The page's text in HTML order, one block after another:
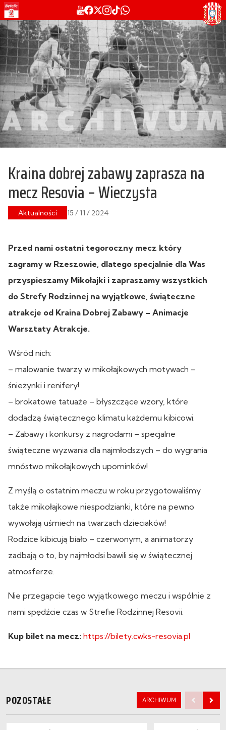
Kraina dobrej zabawy zaprasza na
mecz Resovia – Wieczysta
Aktualności 15 / 11 / 2024
Przed nami ostatni tegoroczny mecz który
zagramy w Rzeszowie, dlatego specjalnie dla Was
przyspieszamy Mikołajki i zapraszamy wszystkich
do Strefy Rodzinnej na wyjątkowe, świąteczne
atrakcje od Kraina Dobrej Zabawy – Animacje
Warsztaty Atrakcje.
Wśród nich:
– malowanie twarzy w mikołajkowych motywach –
śnieżynki i renifery!
– brokatowe tatuaże – błyszczące wzory, które
dodadzą świątecznego klimatu każdemu kibicowi.
– Zabawy i konkursy z nagrodami – specjalne
świąteczne wyzwania dla najmłodszych – do wygrania
mnóstwo mikołajkowych upominków!
Z myślą o ostatnim meczu w roku przygotowaliśmy
także mikołajkowe niespodzianki, które na pewno
wywołają uśmiech na twarzach dzieciaków!
Rodzice kibicują biało – czerwonym, a animatorzy
zadbają o to, by najmłodsi bawili się w świątecznej
atmosferze.
Nie przegapcie tego wyjątkowego meczu i wspólnie z
nami spędźcie czas w Strefie Rodzinnej Resovii.
Kup bilet na mecz: https://bilety.cwks-resovia.pl
POZOSTAŁE ARCHIWUM